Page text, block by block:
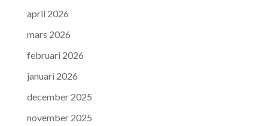
april 2026
mars 2026
februari 2026
januari 2026
december 2025
november 2025